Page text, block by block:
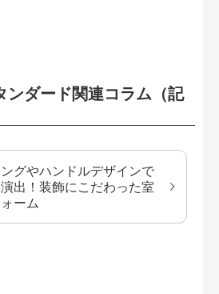
ンダード関連コラム（記
グやハンドルデザインで
出！装飾にこだわった室
ーム